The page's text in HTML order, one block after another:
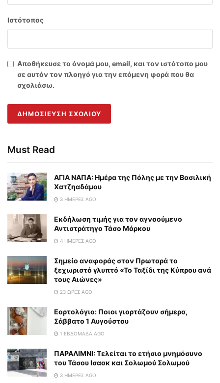
Ιστότοπος
Αποθήκευσε το όνομά μου, email, και τον ιστότοπο μου
σε αυτόν τον πλοηγό για την επόμενη φορά που θα
σχολιάσω.
Must Read
ΑΓΙΑ ΝΑΠΑ: Ημέρα της Πόλης με την Βασιλική
Χατζηαδάμου
3 ΗΜΈΡΕΣ AGO
Εκδήλωση τιμής για τον αγνοούμενο
Αντιστράτηγο Τάσο Μάρκου
4 ΗΜΈΡΕΣ AGO
Σημείο αναφοράς στον Πρωταρά το
ξεχωριστό γλυπτό «Το Ταξίδι της Κύπρου ανά
τους Αιώνες»
23 ΏΡΕΣ AGO
Εορτολόγιο: Ποιοι γιορτάζουν σήμερα,
Σάββατο 1 Αυγούστου
1 ΕΒΔΟΜΆΔΑ AGO
ΠΑΡΑΛΙΜΝΙ: Τελείται το ετήσιο μνημόσυνο
του Τάσου Ισαακ και Σολωμού Σολωμού
3 ΗΜΈΡΕΣ AGO